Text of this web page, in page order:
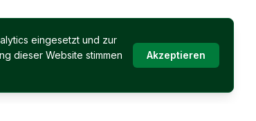
eingesetzt und zur
dieser Website stimmen
Akzeptieren